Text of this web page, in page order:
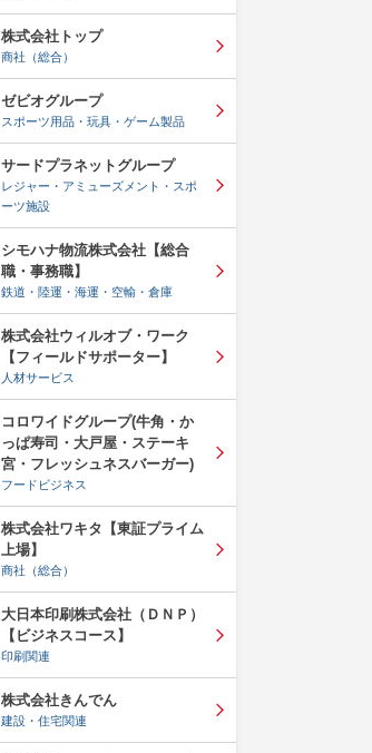
株式会社トップ
商社（総合）
ゼビオグループ
スポーツ用品・玩具・ゲーム製品
サードプラネットグループ
レジャー・アミューズメント・スポ
ーツ施設
シモハナ物流株式会社【総合
職・事務職】
鉄道・陸運・海運・空輸・倉庫
株式会社ウィルオブ・ワーク
【フィールドサポーター】
人材サービス
コロワイドグループ(牛角・か
っぱ寿司・大戸屋・ステーキ
宮・フレッシュネスバーガー)
フードビジネス
株式会社ワキタ【東証プライム
上場】
商社（総合）
大日本印刷株式会社（ＤＮＰ）
【ビジネスコース】
印刷関連
株式会社きんでん
建設・住宅関連